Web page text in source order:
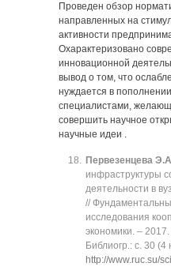
Проведен обзор
направленных на
активности
Охарактеризовано
инновационной
вывод о том, что
нуждается в
специалистами,
совершить научное
научные идеи .
Первезенцева
инфраструктуры
деятельности в
//
исследования
экономики. ‒
Библиогр.: с. 30 (4
http://www.ruc.su/